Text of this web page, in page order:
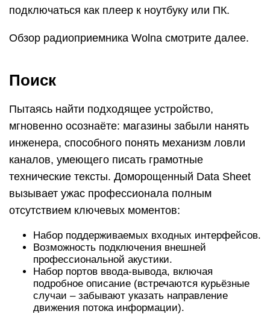
подключаться как плеер к ноутбуку или ПК.
Обзор радиоприемника Wolna смотрите далее.
Поиск
Пытаясь найти подходящее устройство,
мгновенно осознаёте: магазины забыли нанять
инженера, способного понять механизм ловли
каналов, умеющего писать грамотные
технические тексты. Доморощенный Data Sheet
вызывает ужас профессионала полным
отсутствием ключевых моментов:
Набор поддерживаемых входных интерфейсов.
Возможность подключения внешней
профессиональной акустики.
Набор портов ввода-вывода, включая
подробное описание (встречаются курьёзные
случаи – забывают указать направление
движения потока информации).